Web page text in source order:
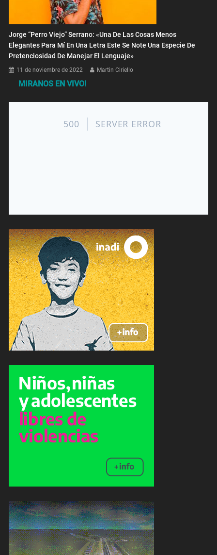
Jorge “Perro Viejo” Serrano: «Una De Las Cosas Menos
Elegantes Para Mí En Una Letra Este Se Note Una Especie De
Pretenciosidad De Manejar El Lenguaje»
11 de noviembre de 2022 Martin Ciriello
MIRANOS EN VIVO!